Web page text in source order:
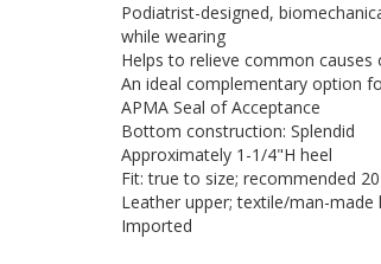
Podiatrist-designed,
while wearing
Helps to relieve common
An ideal complementary option
APMA Seal of Acceptance
Bottom construction: Splendid
Approximately 1-1/4"H heel
Fit: true to size; recommended
Leather upper; textile/man-made
Imported